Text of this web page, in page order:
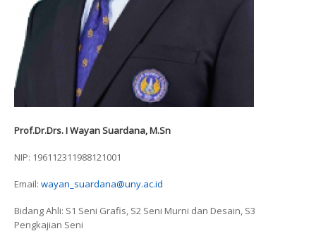
Prof.Dr.Drs. I Wayan Suardana, M.Sn
NIP: 196112311988121001
Email: wayan_suardana@uny.ac.id
Bidang Ahli: S1 Seni Grafis, S2 Seni Murni dan Desain, S3
Pengkajian Seni